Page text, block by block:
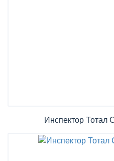
Инспектор Тотал